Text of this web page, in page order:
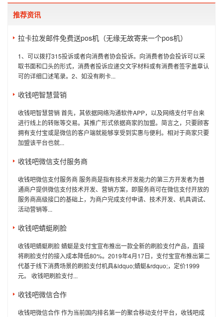
推荐资讯
拉卡拉发邮件免费送pos机（无缘无故寄来一个pos机）
1、可以拨打315投诉或者向消费者协会投诉。向消费者协会投诉可以采
取书面和口头的形式，消费者投诉应递交文字材料或有消费者签字盖章认
可的详细口述笔录。2、如没有刷卡...
收钱吧智慧营销
收钱吧智慧营销 首先，其依据网络沟通软件APP，以及网络支付平台来
进行线上的转账等交易。其推广形式依据商家的加盟。简言之，只要顾客
拥有支付宝或是微信的客户端就能够享受到实惠与便利。相对于商家只要
加盟该平台也就...
收钱吧微信支付服务商
收钱吧微信支付服务商 服务商是指有技术开发能力的第三方开发者为普
通商户提供微信支付技术开发、营销方案，即服务商可在微信支付开放的
服务商高级接口的基础上，为商户完成支付申请、技术开发、机具调试、
活动营销等...
收钱吧蜻蜓刷脸
收钱吧蜻蜓刷脸 蜻蜓是支付宝宣布推出一款全新的刷脸支付产品，直接
将刷脸支付的接入成本降低80%。2019年4月17日，支付宝宣布推出第二
代基于线下消费场景的刷脸支付机具&ldquo;蜻蜓&rdquo;，定价1999
元。 收钱吧刷脸支付...
收钱吧微信合作
收钱吧微信合作 作为当前国内排名第一的聚合移动支付平台，收钱吧成